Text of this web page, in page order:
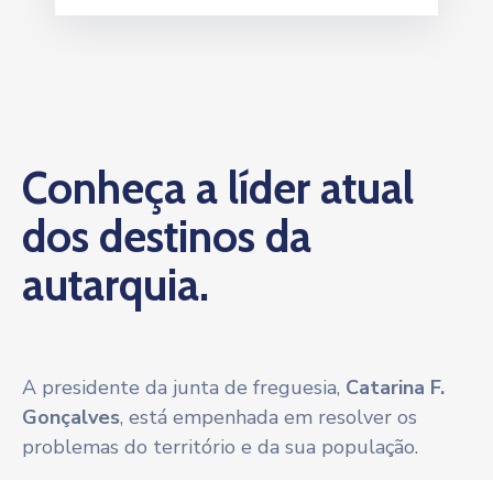
Conheça a líder atual
dos destinos da
autarquia.
A presidente da junta de freguesia, Catarina F.
Gonçalves, está empenhada em resolver os
problemas do território e da sua população.